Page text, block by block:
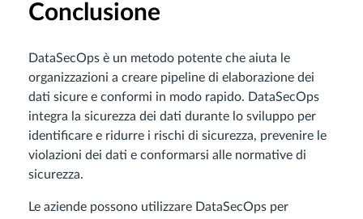
Conclusione
DataSecOps è un metodo potente che aiuta le
organizzazioni a creare pipeline di elaborazione dei
dati sicure e conformi in modo rapido. DataSecOps
integra la sicurezza dei dati durante lo sviluppo per
identificare e ridurre i rischi di sicurezza, prevenire le
violazioni dei dati e conformarsi alle normative di
sicurezza.
Le aziende possono utilizzare DataSecOps per